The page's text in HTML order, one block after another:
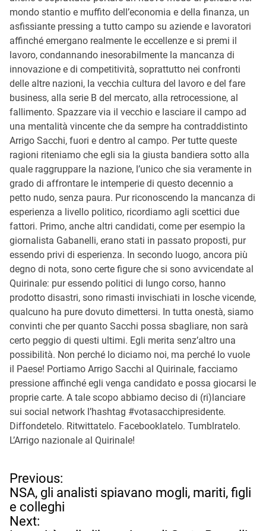
mondo stantio e muffito dell’economia e della finanza, un
asfissiante pressing a tutto campo su aziende e lavoratori
affinché emergano realmente le eccellenze e si premi il
lavoro, condannando inesorabilmente la mancanza di
innovazione e di competitività, soprattutto nei confronti
delle altre nazioni, la vecchia cultura del lavoro e del fare
business, alla serie B del mercato, alla retrocessione, al
fallimento. Spazzare via il vecchio e lasciare il campo ad
una mentalità vincente che da sempre ha contraddistinto
Arrigo Sacchi, fuori e dentro al campo. Per tutte queste
ragioni riteniamo che egli sia la giusta bandiera sotto alla
quale raggruppare la nazione, l’unico che sia veramente in
grado di affrontare le intemperie di questo decennio a
petto nudo, senza paura. Pur riconoscendo la mancanza di
esperienza a livello politico, ricordiamo agli scettici due
fattori. Primo, anche altri candidati, come per esempio la
giornalista Gabanelli, erano stati in passato proposti, pur
essendo privi di esperienza. In secondo luogo, ancora più
degno di nota, sono certe figure che si sono avvicendate al
Quirinale: pur essendo politici di lungo corso, hanno
prodotto disastri, sono rimasti invischiati in losche vicende,
qualcuno ha pure dovuto dimettersi. In tutta onestà, siamo
convinti che per quanto Sacchi possa sbagliare, non sarà
certo peggio di questi ultimi. Egli merita senz’altro una
possibilità. Non perché lo diciamo noi, ma perché lo vuole
il Paese! Portiamo Arrigo Sacchi al Quirinale, facciamo
pressione affinché egli venga candidato e possa giocarsi le
proprie carte. A tale scopo abbiamo deciso di (ri)lanciare
sui social network l’hashtag #votasacchipresidente.
Diffondetelo. Ritwittatelo. Facebooklatelo. Tumblratelo.
L’Arrigo nazionale al Quirinale!
N
a
v
i
Previous:
NSA, gli analisti spiavano mogli, mariti, figli
e colleghi
Next: